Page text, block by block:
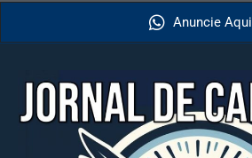
Anuncie Aqui